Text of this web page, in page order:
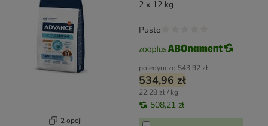
2 opcji
2 x 12 kg
pojedynczo 543,92 zł
534,96 zł
22,28 zł / kg
508,21 zł
Pusto